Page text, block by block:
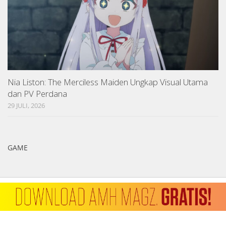
Nia Liston: The Merciless Maiden Ungkap Visual Utama
dan PV Perdana
29 JULI, 2026
GAME